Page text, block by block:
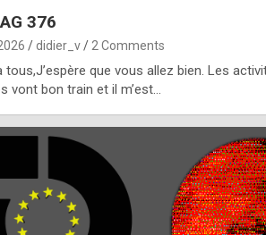
376
didier_v 2 Comments
tous,J’espère que vous allez bien. Les
vont bon train et il m’est…